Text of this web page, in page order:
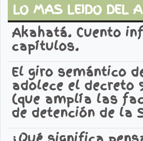
LO MAS LEIDO DEL
Akahatá. Cuento
capítulos.
El giro semántico
adolece el decreto
(que amplía las
de detención de la